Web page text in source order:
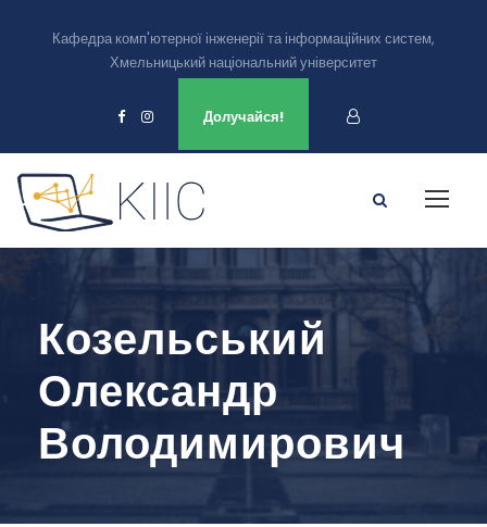
Кафедра комп'ютерної інженерії та інформаційних систем,
Хмельницький національний університет
Долучайся!
Козельський
Олександр
Володимирович